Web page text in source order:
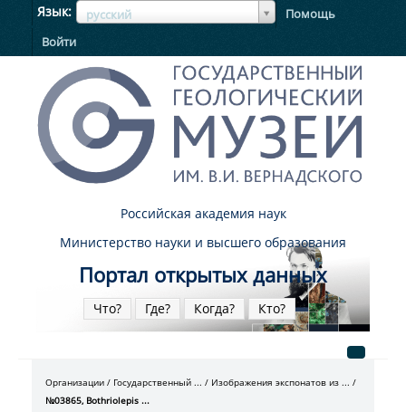
Язык русский
ЯзыкЯзык
Помощь
Войти
Российская академия наук
Министерство науки и высшего образования
Портал открытых данных
Что? Где? Когда? Кто?
Организации Государственный ...
Изображения экспонатов из ...
№03865, Bothriolepis ...